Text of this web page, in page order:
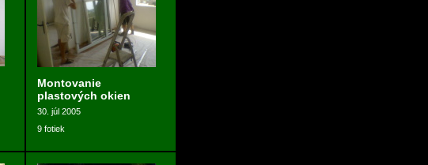
Montovanie
plastových okien
30. júl 2005
9 fotiek